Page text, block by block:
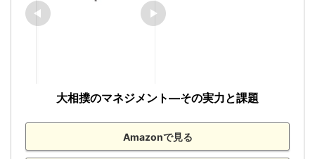
大相撲のマネジメント―その実力と課題
Amazonで見る